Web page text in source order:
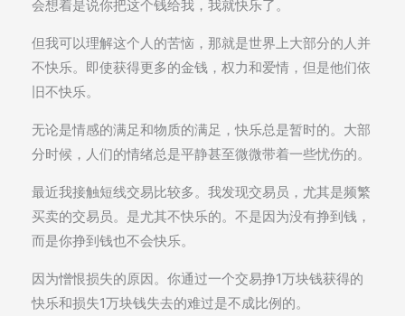
会想着是说你把这个钱给我，我就快乐了。
但我可以理解这个人的苦恼，那就是世界上大部分的人并
不快乐。即使获得更多的金钱，权力和爱情，但是他们依
旧不快乐。
无论是情感的满足和物质的满足，快乐总是暂时的。大部
分时候，人们的情绪总是平静甚至微微带着一些忧伤的。
最近我接触短线交易比较多。我发现交易员，尤其是频繁
买卖的交易员。是尤其不快乐的。不是因为没有挣到钱，
而是你挣到钱也不会快乐。
因为憎恨损失的原因。你通过一个交易挣1万块钱获得的
快乐和损失1万块钱失去的难过是不成比例的。